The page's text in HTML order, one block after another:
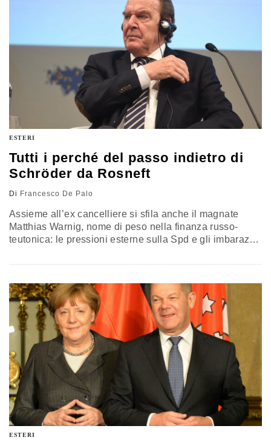
ESTERI
Tutti i perché del passo indietro di
Schröder da Rosneft
Di Francesco De Palo
Assieme all’ex cancelliere si sfila anche il magnate
Matthias Warnig, nome di peso nella finanza russo-
teutonica: le pressioni esterne sulla Spd e gli imbarazzi
ESTERI